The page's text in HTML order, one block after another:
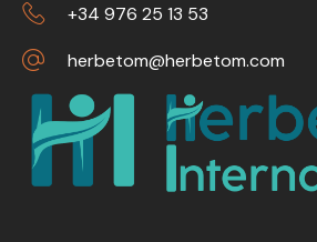
+34 976 25 13 53
herbetom@herbetom.com